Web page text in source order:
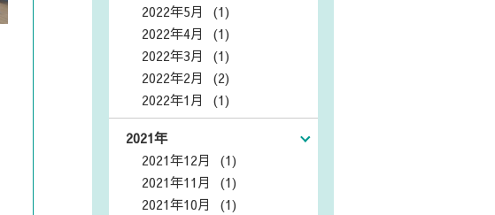
2022年5月 (1)
2022年4月 (1)
2022年3月 (1)
2022年2月 (2)
2022年1月 (1)
2021年
2021年12月 (1)
2021年11月 (1)
2021年10月 (1)